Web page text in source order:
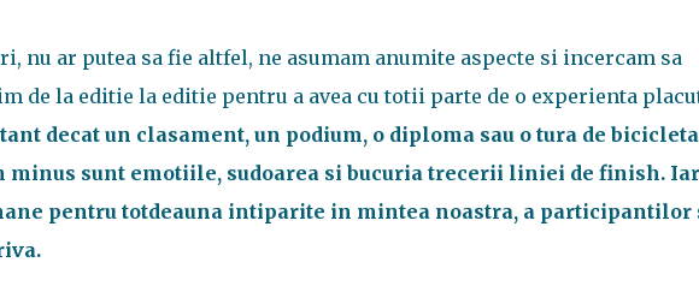
nu ar putea sa fie altfel, ne asumam anumite aspecte si incercam sa
de la editie la editie pentru a avea cu totii parte de o experienta
decat un clasament, un podium, o diploma sau o tura de bicicleta
minus sunt emotiile, sudoarea si bucuria trecerii liniei de finish. Iar
pentru totdeauna intiparite in mintea noastra, a participantilor